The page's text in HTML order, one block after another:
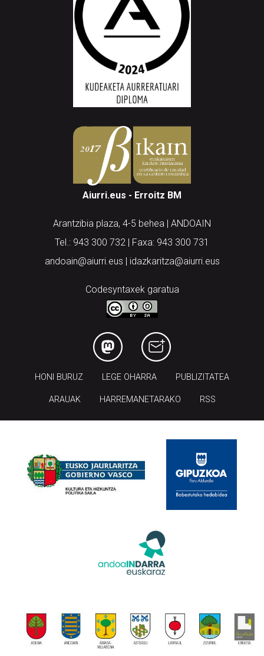
Aiurri.eus - Erroitz BM
Arantzibia plaza, 4-5 behea | ANDOAIN
Tel.: 943 300 732 | Faxa: 943 300 731
andoain@aiurri.eus | idazkaritza@aiurri.eus
Codesyntaxek garatua
HONI BURUZ LEGE OHARRA PUBLIZITATEA
ARAUAK HARREMANETARAKO RSS